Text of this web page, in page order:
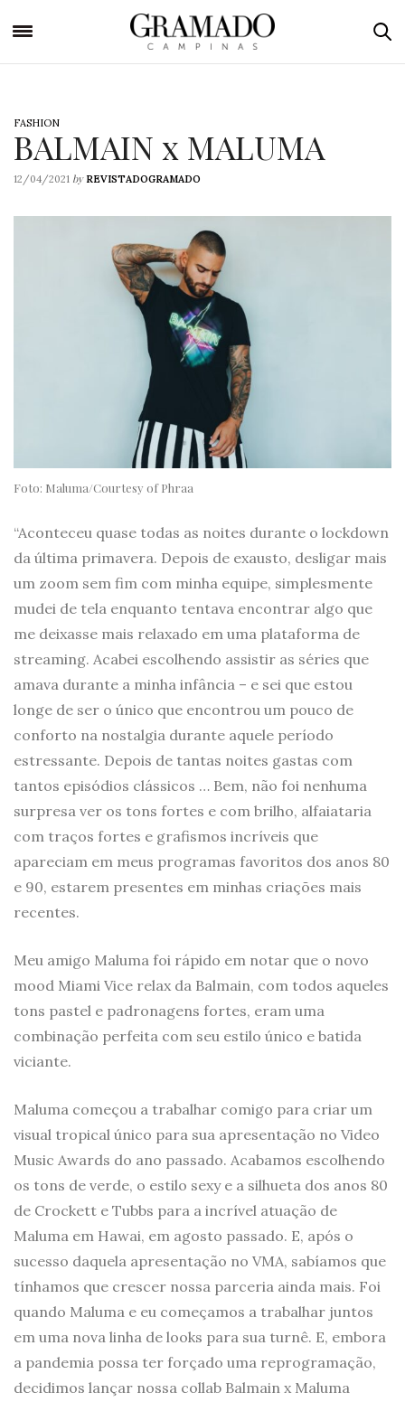
FASHION
BALMAIN x MALUMA
12/04/2021 by REVISTADOGRAMADO
Foto: Maluma/Courtesy of Phraa
“Aconteceu quase todas as noites durante o lockdown
da última primavera. Depois de exausto, desligar mais
um zoom sem fim com minha equipe, simplesmente
mudei de tela enquanto tentava encontrar algo que
me deixasse mais relaxado em uma plataforma de
streaming. Acabei escolhendo assistir as séries que
amava durante a minha infância – e sei que estou
longe de ser o único que encontrou um pouco de
conforto na nostalgia durante aquele período
estressante. Depois de tantas noites gastas com
tantos episódios clássicos … Bem, não foi nenhuma
surpresa ver os tons fortes e com brilho, alfaiataria
com traços fortes e grafismos incríveis que
apareciam em meus programas favoritos dos anos 80
e 90, estarem presentes em minhas criações mais
recentes.
Meu amigo Maluma foi rápido em notar que o novo
mood Miami Vice relax da Balmain, com todos aqueles
tons pastel e padronagens fortes, eram uma
combinação perfeita com seu estilo único e batida
viciante.
Maluma começou a trabalhar comigo para criar um
visual tropical único para sua apresentação no Video
Music Awards do ano passado. Acabamos escolhendo
os tons de verde, o estilo sexy e a silhueta dos anos 80
de Crockett e Tubbs para a incrível atuação de
Maluma em Hawai, em agosto passado. E, após o
sucesso daquela apresentação no VMA, sabíamos que
tínhamos que crescer nossa parceria ainda mais. Foi
quando Maluma e eu começamos a trabalhar juntos
em uma nova linha de looks para sua turnê. E, embora
a pandemia possa ter forçado uma reprogramação,
decidimos lançar nossa collab Balmain x Maluma